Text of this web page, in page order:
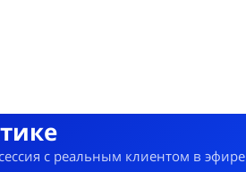
с реальным клиентом в эфире